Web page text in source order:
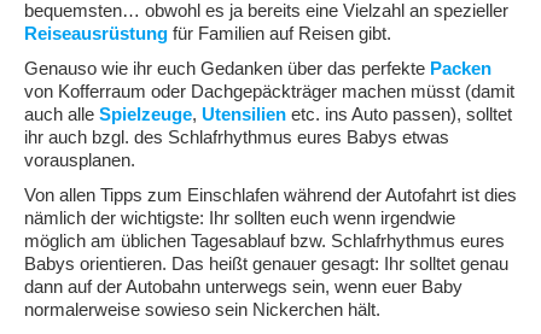
bequemsten… obwohl es ja bereits eine Vielzahl an spezieller
Reiseausrüstung für Familien auf Reisen gibt.
Genauso wie ihr euch Gedanken über das perfekte Packen
von Kofferraum oder Dachgepäckträger machen müsst (damit
auch alle Spielzeuge, Utensilien etc. ins Auto passen), solltet
ihr auch bzgl. des Schlafrhythmus eures Babys etwas
vorausplanen.
Von allen Tipps zum Einschlafen während der Autofahrt ist dies
nämlich der wichtigste: Ihr sollten euch wenn irgendwie
möglich am üblichen Tagesablauf bzw. Schlafrhythmus eures
Babys orientieren. Das heißt genauer gesagt: Ihr solltet genau
dann auf der Autobahn unterwegs sein, wenn euer Baby
normalerweise sowieso sein Nickerchen hält.